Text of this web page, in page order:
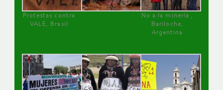
Protestas contra
VALE, Brasil
No a la minería ,
Bariloche,
Argentina